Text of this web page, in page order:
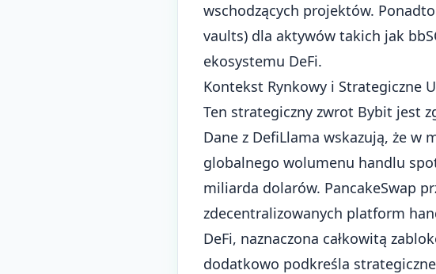
wschodzących projektów.
vaults) dla aktywów takich jak
ekosystemu DeFi.
Kontekst Rynkowy i Strategiczne
Ten strategiczny zwrot Bybit jest
Dane z DefiLlama wskazują, że w
globalnego wolumenu handlu
miliarda dolarów. PancakeSwap
zdecentralizowanych platform
DeFi, naznaczona całkowitą
dodatkowo podkreśla